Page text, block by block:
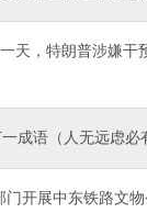
天，特朗普涉嫌干
成语（人无远虑必
门开展中东铁路文